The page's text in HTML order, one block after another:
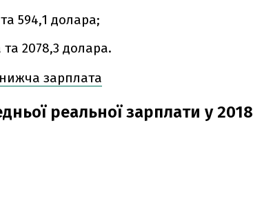
594,1 долара;
2078,3 долара.
зарплата
реальної зарплати у 2018